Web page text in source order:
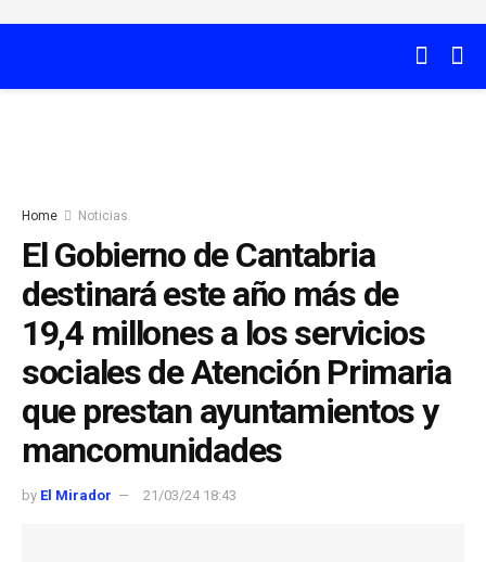
Home Noticias
El Gobierno de Cantabria
destinará este año más de
19,4 millones a los servicios
sociales de Atención Primaria
que prestan ayuntamientos y
mancomunidades
by El Mirador 21/03/24 18:43